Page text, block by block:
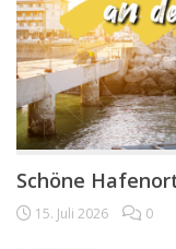
Schöne
15. Juli 2026 0